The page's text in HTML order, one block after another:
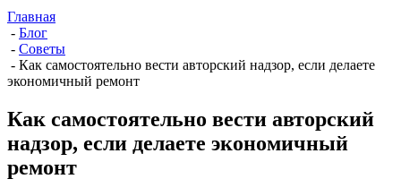
Главная
- Блог
- Советы
- Как самостоятельно вести авторский надзор, если делаете
экономичный ремонт
Как самостоятельно вести авторский
надзор, если делаете экономичный
ремонт